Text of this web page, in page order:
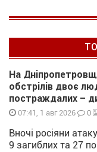
На
обстрілів двоє
постраждалих –
07:41, 1 авг 2026 0
Вночі росіяни
9 загиблих та 27